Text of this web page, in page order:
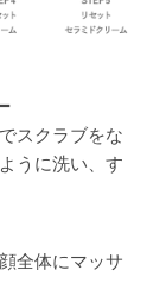
スクラブをな
うに洗い、す
全体にマッサ